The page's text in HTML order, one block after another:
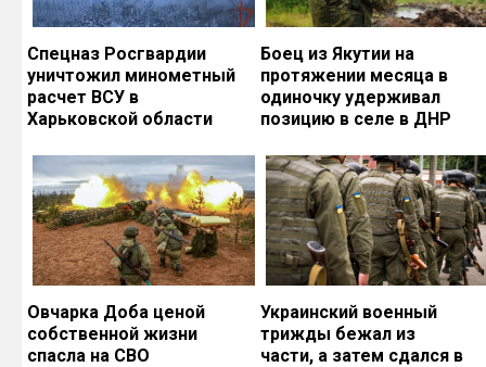
Спецназ Росгвардии
уничтожил минометный
расчет ВСУ в
Харьковской области
Боец из Якутии на
протяжении месяца в
одиночку удерживал
позицию в селе в ДНР
Овчарка Доба ценой
собственной жизни
спасла на СВО
Украинский военный
трижды бежал из
части, а затем сдался в